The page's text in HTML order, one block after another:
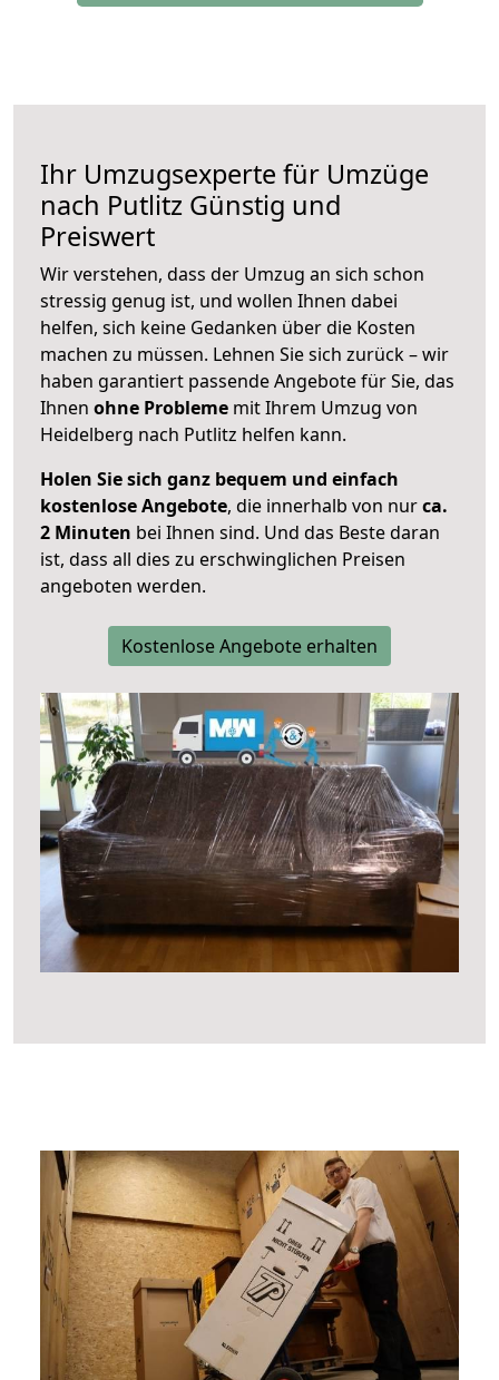
Ihr Umzugsexperte für Umzüge
nach Putlitz Günstig und
Preiswert
Wir verstehen, dass der Umzug an sich schon
stressig genug ist, und wollen Ihnen dabei
helfen, sich keine Gedanken über die Kosten
machen zu müssen. Lehnen Sie sich zurück – wir
haben garantiert passende Angebote für Sie, das
Ihnen ohne Probleme mit Ihrem Umzug von
Heidelberg nach Putlitz helfen kann.
Holen Sie sich ganz bequem und einfach
kostenlose Angebote, die innerhalb von nurca.
2 Minuten bei Ihnen sind. Und das Beste daran
ist, dass all dies zu erschwinglichen Preisen
angeboten werden.
Kostenlose Angebote erhalten